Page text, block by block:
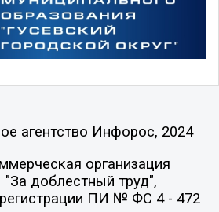
агентство Инфорос, 2024
организация
"За доблестный труд",
ПИ № ФС 4 - 472